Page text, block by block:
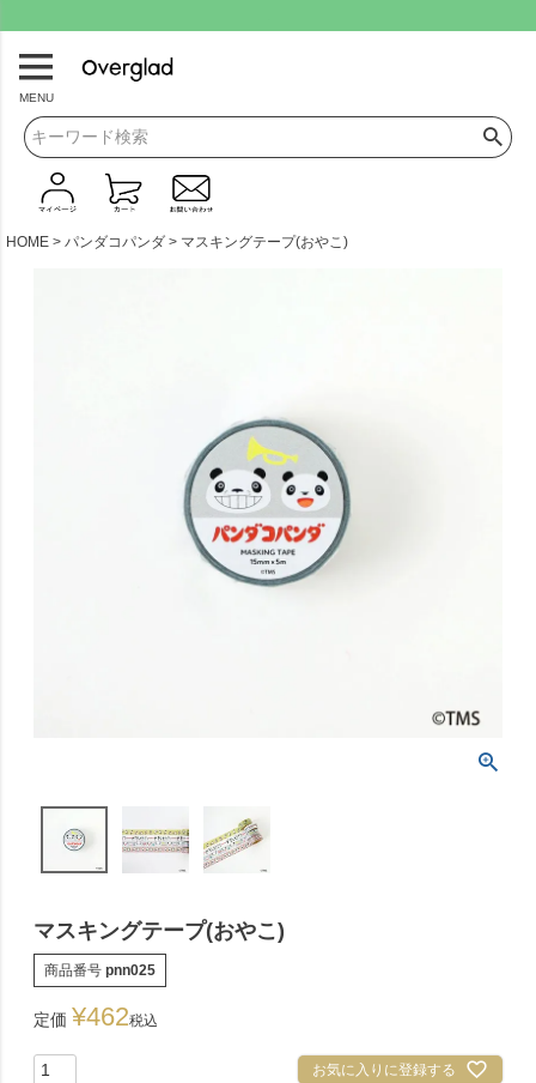
MENU
HOME パンダコパンダ マスキングテープ(おやこ)
マスキングテープ(おやこ)
商品番号 pnn025
定価 ¥462税込
お気に入りに登録する